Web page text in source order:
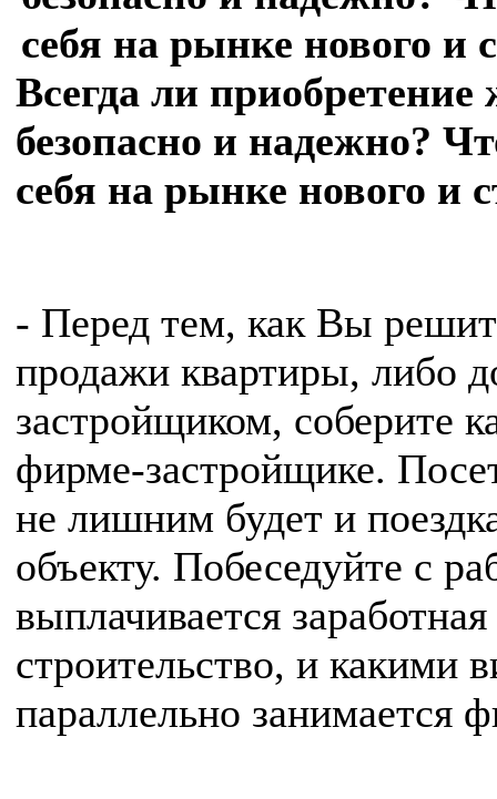
Всегда ли
безопасно и надежно?
себя на рынке нового и
- Перед тем, как Вы
продажи квартиры, либо
застройщиком, соберите
фирме-застройщике.
не лишним будет и
объекту. Побеседуйте с
выплачивается
строительство, и какими
параллельно занимается